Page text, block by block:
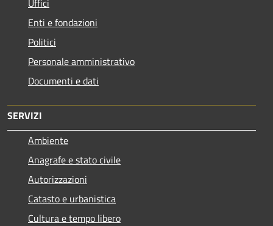
Enti e fondazioni
Politici
Personale amministrativo
Documenti e dati
SERVIZI
Ambiente
Anagrafe e stato civile
Autorizzazioni
Catasto e urbanistica
Cultura e tempo libero